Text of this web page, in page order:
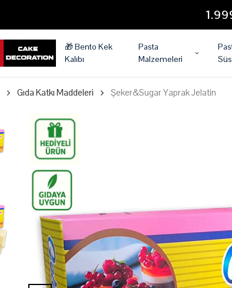
🎁 Bento Kek
Kalıbı
Pasta
Malzemeleri
Gıda Katkı Maddeleri Şeker&Sugar Yaprak Jelatin